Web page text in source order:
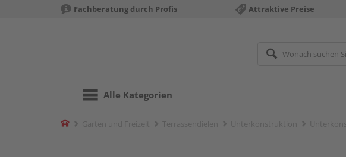
Fachberatung durch Profis Attraktive Preise
Alle Kategorien
Home